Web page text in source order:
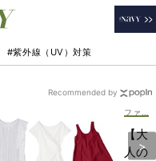
#紫外線（UV）対策
【大
人の
Recommended by